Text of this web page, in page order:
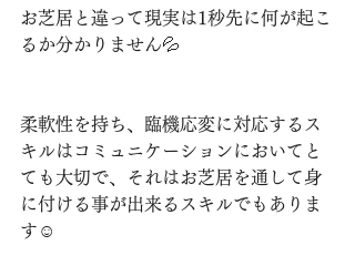
お芝居と違って現実は1秒先に何が起こ
るか分かりません💦
柔軟性を持ち、臨機応変に対応するス
キルはコミュニケーションにおいてと
ても大切で、それはお芝居を通して身
に付ける事が出来るスキルでもありま
す☺️